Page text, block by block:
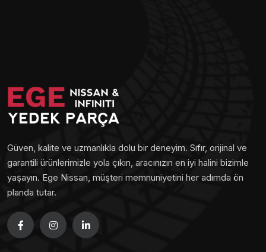
Güven, kalite ve uzmanlıkla dolu bir deneyim. Sıfır, orijinal ve
garantili ürünlerimizle yola çıkın, aracınızın en iyi halini bizimle
yaşayın. Ege Nissan, müşteri memnuniyetini her adımda ön
planda tutar.